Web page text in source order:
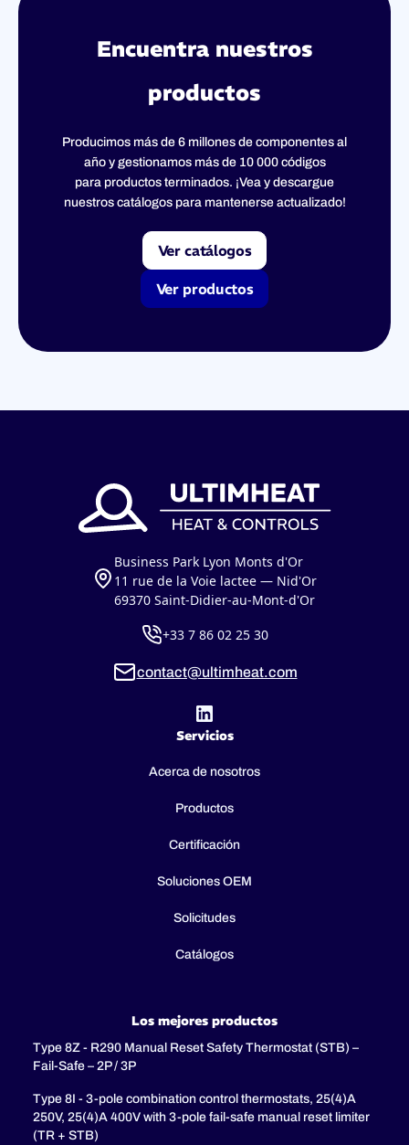
Encuentra nuestros
productos
Producimos más de 6 millones de componentes al
año y gestionamos más de 10 000 códigos
para productos terminados. ¡Vea y descargue
nuestros catálogos para mantenerse actualizado!
Ver catálogos
Ver productos
Business Park Lyon Monts d'Or
11 rue de la Voie lactee — Nid'Or
69370 Saint-Didier-au-Mont-d'Or
+33 7 86 02 25 30
contact@ultimheat.com
Servicios
Acerca de nosotros
Productos
Certificación
Soluciones OEM
Solicitudes
Catálogos
Los mejores productos
Type 8Z - R290 Manual Reset Safety Thermostat (STB) –
Fail-Safe – 2P / 3P
Type 8I - 3-pole combination control thermostats, 25(4)A
250V, 25(4)A 400V with 3-pole fail-safe manual reset limiter
(TR + STB)